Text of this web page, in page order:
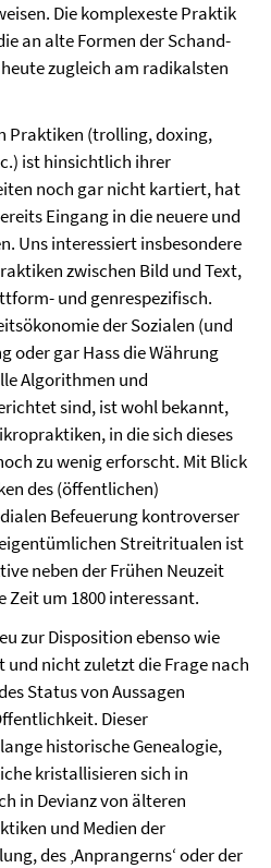
Die komplexeste Praktik
an alte Formen der Schand-
zugleich am radikalsten
Praktiken (trolling, doxing,
ist hinsichtlich ihrer
noch gar nicht kartiert, hat
Eingang in die neuere und
Uns interessiert insbesondere
zwischen Bild und Text,
und genrespezifisch.
der Sozialen (und
oder gar Hass die Währung
Algorithmen und
sind, ist wohl bekannt,
in die sich dieses
zu wenig erforscht. Mit Blick
des (öffentlichen)
Befeuerung kontroverser
Streitritualen ist
neben der Frühen Neuzeit
Zeit um 1800 interessant.
zur Disposition ebenso wie
nicht zuletzt die Frage nach
Status von Aussagen
Dieser
historische Genealogie,
kristallisieren sich in
in Devianz von älteren
und Medien der
des ‚Anprangerns‘ oder der